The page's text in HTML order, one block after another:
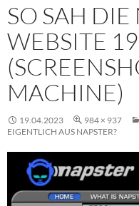
SO SAH DIE
WEBSITE
MACHINE)
19.04.2023 984 × 937
EIGENTLICH AUS NAPSTER?